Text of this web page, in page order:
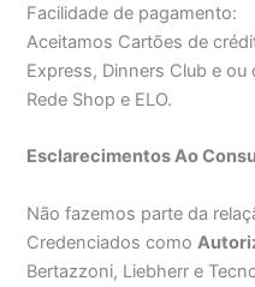
Facilidade de pagamento:
Aceitamos Cartões de
Express, Dinners Club e
Rede Shop e ELO.
Esclarecimentos Ao
Não fazemos parte da
Credenciados como
Bertazzoni, Liebherr e